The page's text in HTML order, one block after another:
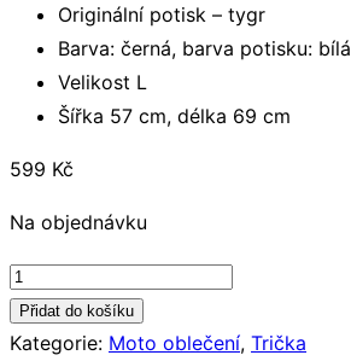
Originální potisk – tygr
Barva: černá, barva potisku: bílá
Velikost L
Šířka 57 cm, délka 69 cm
599 Kč
Na objednávku
Pánské
tričko
s
Přidat do košíku
Kategorie: Moto oblečení, Trička